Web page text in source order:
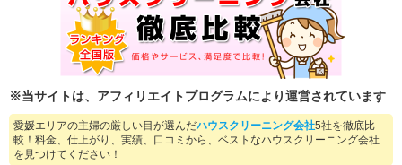
※当サイトは、アフィリエイトプログラムにより運営されています
愛媛エリアの主婦の厳しい目が選んだハウスクリーニング会社5社を徹底比
較！料金、仕上がり、実績、口コミから、ベストなハウスクリーニング会社
を見つけてください！